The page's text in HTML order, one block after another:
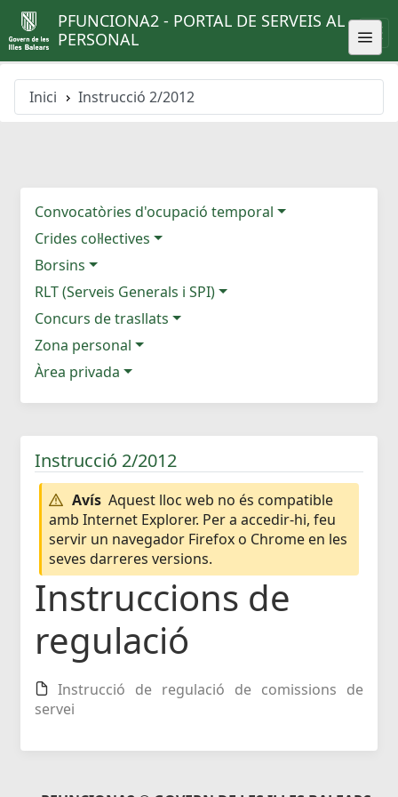
PFUNCIONA2 - PORTAL DE SERVEIS AL
PERSONAL
Inici Instrucció 2/2012
Convocatòries d'ocupació temporal
Crides col·lectives
Borsins
RLT (Serveis Generals i SPI)
Concurs de trasllats
Zona personal
Àrea privada
Instrucció 2/2012
Avís Aquest lloc web no és compatible
amb Internet Explorer. Per a accedir-hi, feu
servir un navegador Firefox o Chrome en les
seves darreres versions.
Instruccions de
regulació
Instrucció de regulació de comissions de
servei